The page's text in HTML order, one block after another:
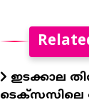
ഇടക്കാല